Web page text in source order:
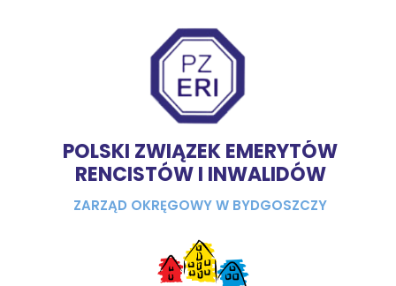
POLSKI ZWIĄZEK EMERYTÓW
RENCISTÓW I INWALIDÓW
ZARZĄD OKRĘGOWY W BYDGOSZCZY